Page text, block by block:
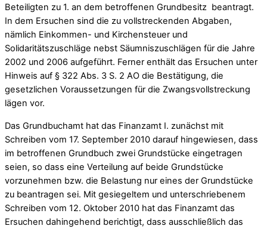
Beteiligten zu 1. an dem betroffenen Grundbesitz beantragt.
In dem Ersuchen sind die zu vollstreckenden Abgaben,
nämlich Einkommen- und Kirchensteuer und
Solidaritätszuschläge nebst Säumniszuschlägen für die Jahre
2002 und 2006 aufgeführt. Ferner enthält das Ersuchen unter
Hinweis auf § 322 Abs. 3 S. 2 AO die Bestätigung, die
gesetzlichen Voraussetzungen für die Zwangsvollstreckung
lägen vor.
Das Grundbuchamt hat das Finanzamt I. zunächst mit
Schreiben vom 17. September 2010 darauf hingewiesen, dass
im betroffenen Grundbuch zwei Grundstücke eingetragen
seien, so dass eine Verteilung auf beide Grundstücke
vorzunehmen bzw. die Belastung nur eines der Grundstücke
zu beantragen sei. Mit gesiegeltem und unterschriebenem
Schreiben vom 12. Oktober 2010 hat das Finanzamt das
Ersuchen dahingehend berichtigt, dass ausschließlich das